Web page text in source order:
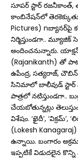
సూపర్ స్టార్ రజనీకాంత్,
కాంబినేషన్‌లో
Pictures)
నిర్మిస్తుండ‌గా..
అందించనున్నారు.
(Rajanikanth) తో
ఉపేంద్ర, సత్యరాజ్,
సినిమాలో బాలీవుడ్ స్టార్
పాత్రలో నటిస్తుండగా..
చేయ‌బోతున్న‌ట్లు
విశేషం. ‘ఖైదీ’,
(Lokesh
ఉన్నాయి. బంగారం
ఇప్పటికే విడుదలైన